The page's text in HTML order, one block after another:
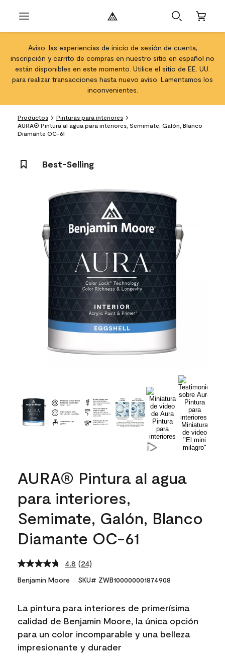
Aviso: las experiencias de inicio de sesión de cuenta,
inscripción y carrito de compras en nuestro sitio en español no
están disponibles en este momento. Utilice el sitio de EE. UU.
para realizar transacciones hasta nuevo aviso. Lamentamos los
inconvenientes.
Productos
Pinturas para interiores
AURA® Pintura al agua para interiores, Semimate, Galón, Blanco
Diamante OC-61
Best-Selling
AURA® Pintura al agua
para interiores,
Semimate, Galón, Blanco
Diamante OC-61
4.8 Read
24
Reviews.
link.
(24)
Benjamin Moore SKU# ZWB100000001874908
La pintura para interiores de primerísima
calidad de Benjamin Moore, la única opción
para un color incomparable y una belleza
impresionante y durader